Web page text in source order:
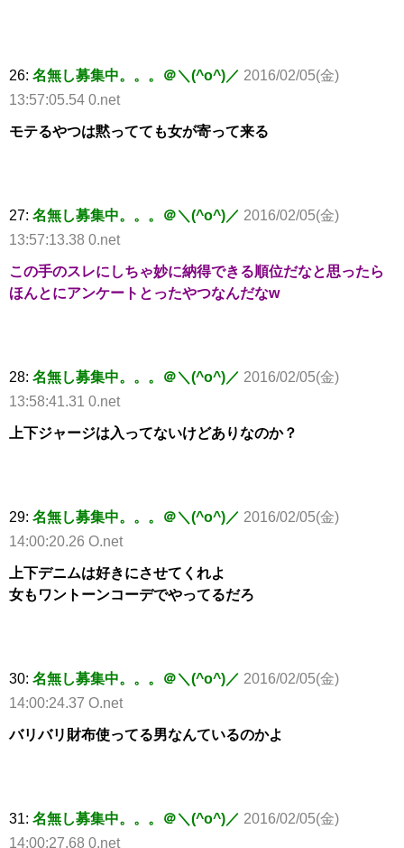
26: 名無し募集中。。。＠＼(^o^)／ 2016/02/05(金)
13:57:05.54 0.net
モテるやつは黙ってても女が寄って来る
27: 名無し募集中。。。＠＼(^o^)／ 2016/02/05(金)
13:57:13.38 0.net
この手のスレにしちゃ妙に納得できる順位だなと思ったら
ほんとにアンケートとったやつなんだなw
28: 名無し募集中。。。＠＼(^o^)／ 2016/02/05(金)
13:58:41.31 0.net
上下ジャージは入ってないけどありなのか？
29: 名無し募集中。。。＠＼(^o^)／ 2016/02/05(金)
14:00:20.26 O.net
上下デニムは好きにさせてくれよ
女もワントーンコーデでやってるだろ
30: 名無し募集中。。。＠＼(^o^)／ 2016/02/05(金)
14:00:24.37 O.net
バリバリ財布使ってる男なんているのかよ
31: 名無し募集中。。。＠＼(^o^)／ 2016/02/05(金)
14:00:27.68 0.net